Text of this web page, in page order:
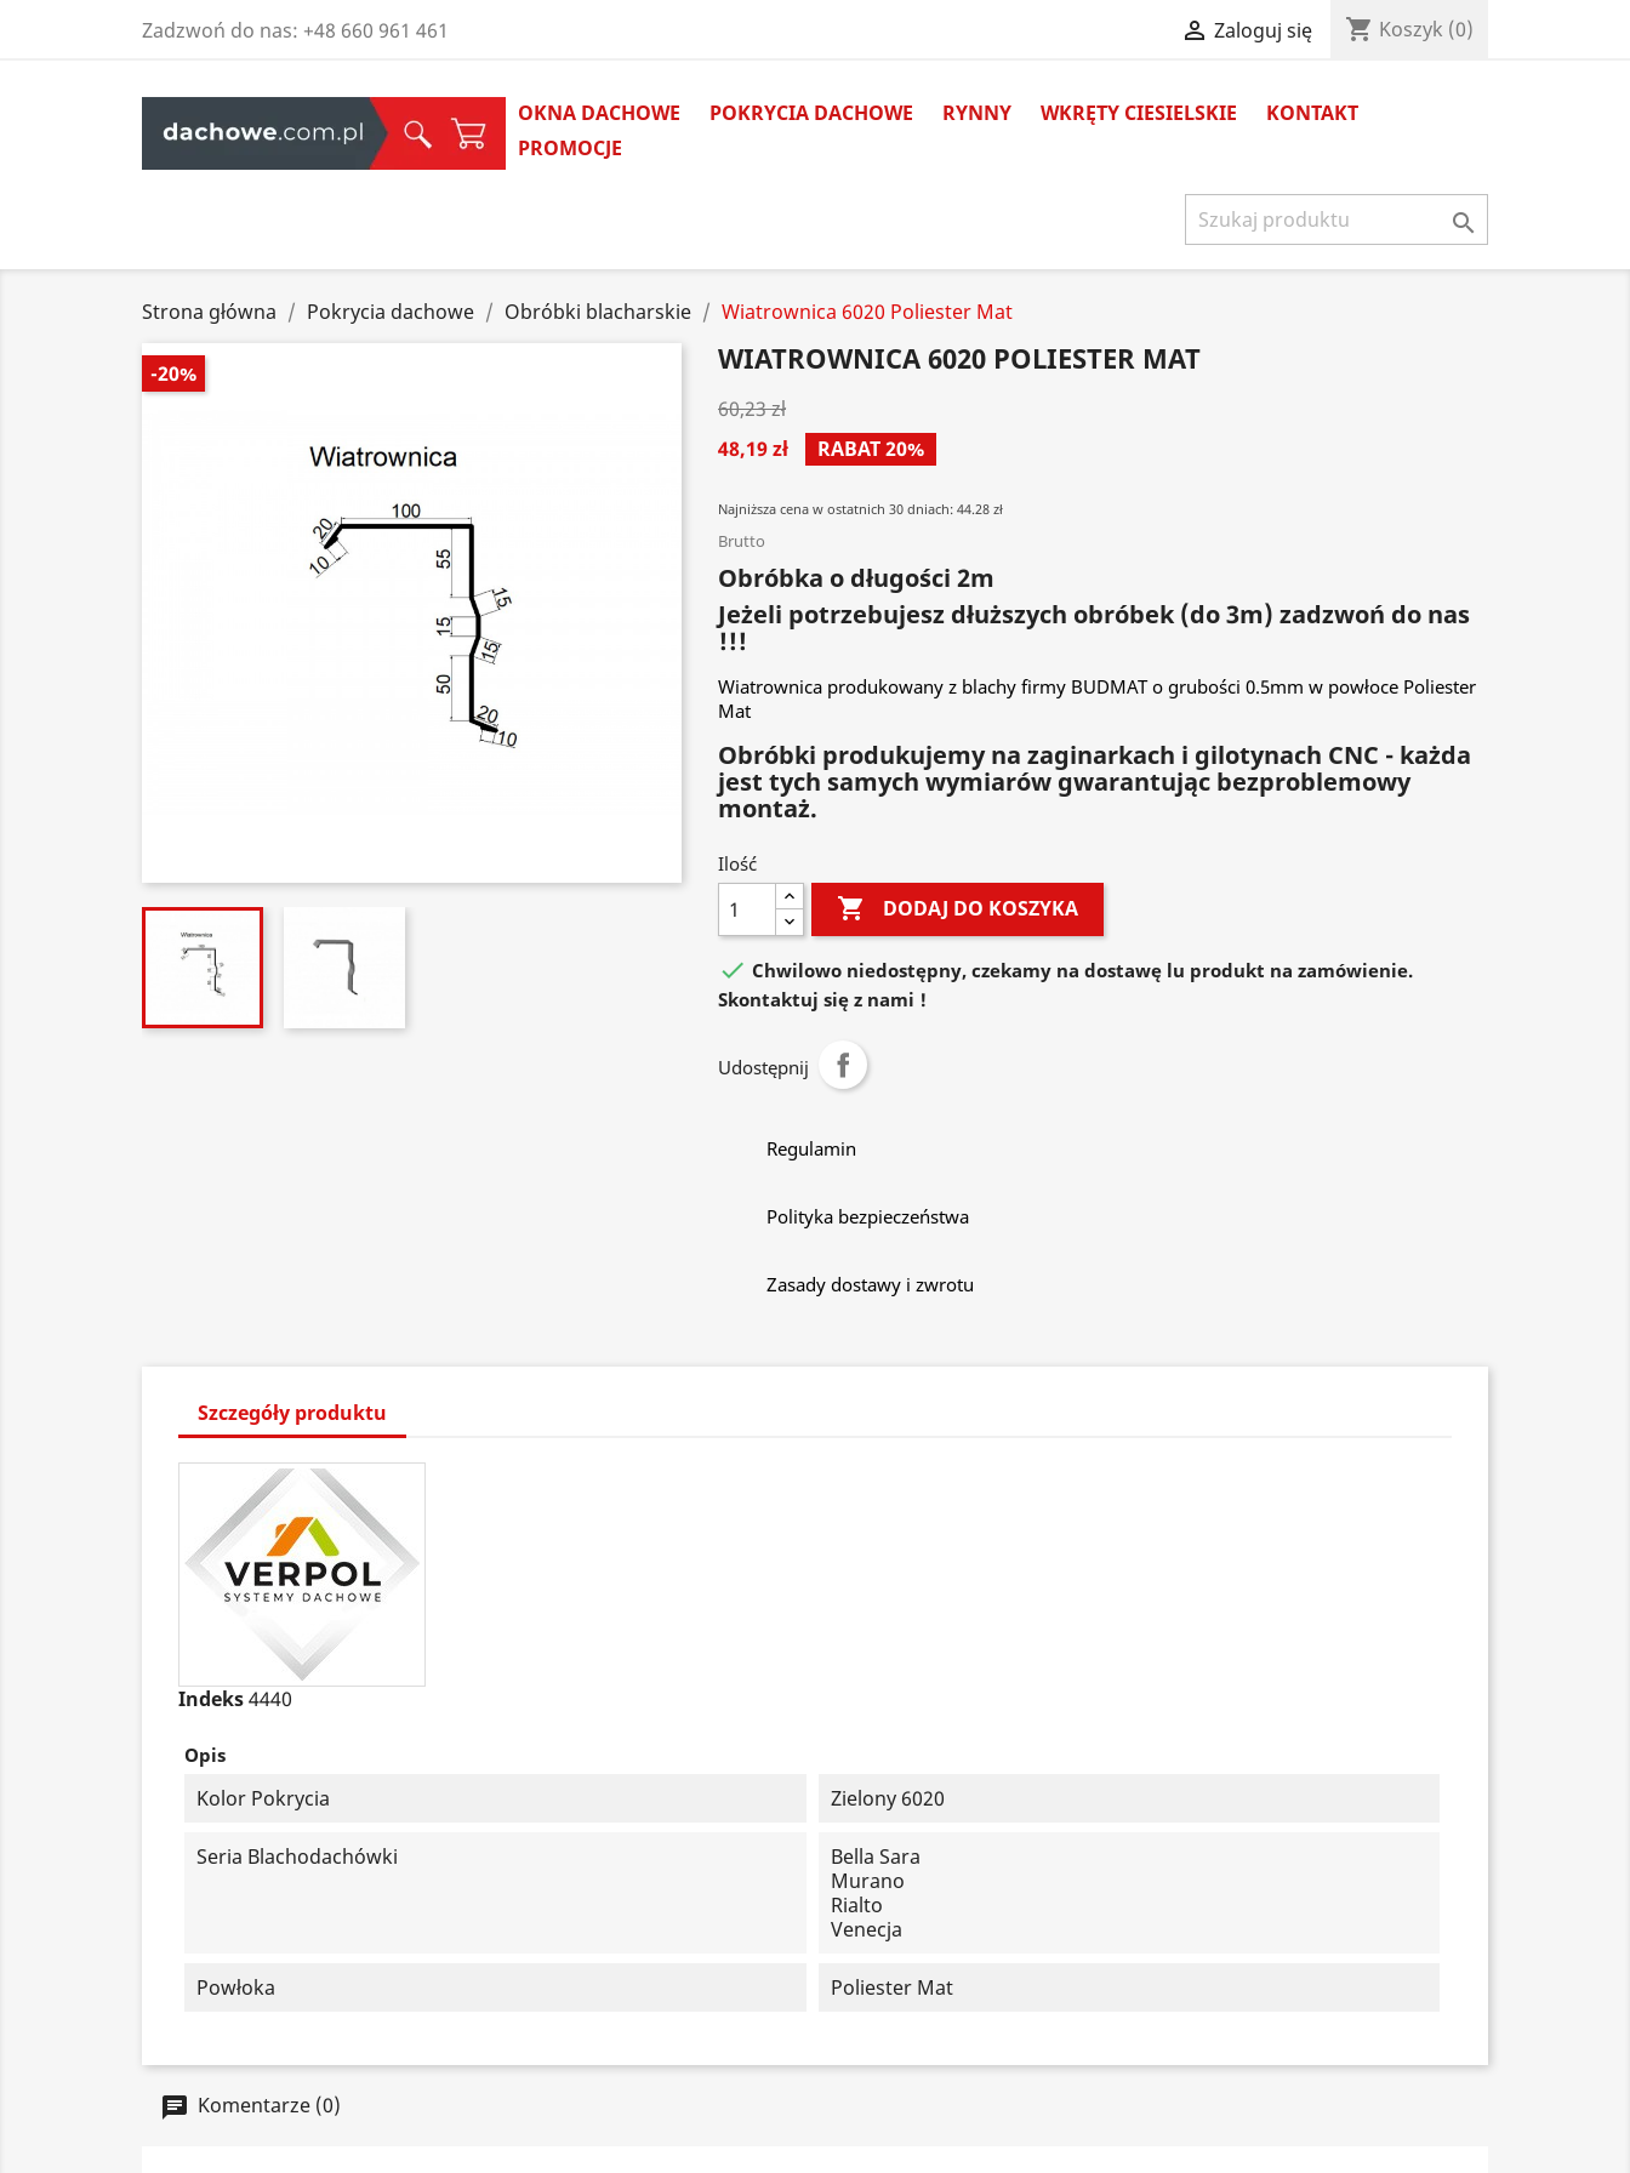
Zadzwoń do nas: +48 660 961 461  Zaloguj się shopping_cart Koszyk (0)
OKNA DACHOWE POKRYCIA DACHOWE RYNNY WKRĘTY CIESIELSKIE
KONTAKT
PROMOCJE

Strona główna Pokrycia dachowe Obróbki blacharskie Wiatrownica 6020 Poliester Mat
-20% WIATROWNICA 6020 POLIESTER MAT
60,23 zł
48,19 zł
RABAT 20%
Najniższa cena w ostatnich 30 dniach: 44.28 zł
Brutto
Obróbka o długości 2m
Jeżeli potrzebujesz dłuższych obróbek (do 3m) zadzwoń do nas
!!!
Wiatrownica produkowany z blachy firmy BUDMAT o grubości 0.5mm w powłoce Poliester
Mat
Obróbki produkujemy na zaginarkach i gilotynach CNC - każda
jest tych samych wymiarów gwarantując bezproblemowy
montaż.
Ilość
 DODAJ DO KOSZYKA
 Chwilowo niedostępny, czekamy na dostawę lu produkt na zamówienie.
Skontaktuj się z nami !
Udostępnij
Regulamin
Polityka bezpieczeństwa
Zasady dostawy i zwrotu
Szczegóły produktu
Indeks4440
Opis
Kolor Pokrycia Zielony 6020
Seria Blachodachówki
Bella Sara
Murano
Rialto
Venecja
Powłoka Poliester Mat
Komentarze (0)